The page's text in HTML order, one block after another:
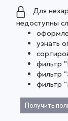
Для
недоступны
узнать
фильтр
фильтр
фильтр
Получить